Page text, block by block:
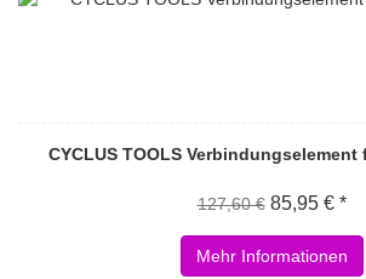
CYCLUS TOOLS Verbindungselement
127,60 € 85,95 € *
Mehr Informationen